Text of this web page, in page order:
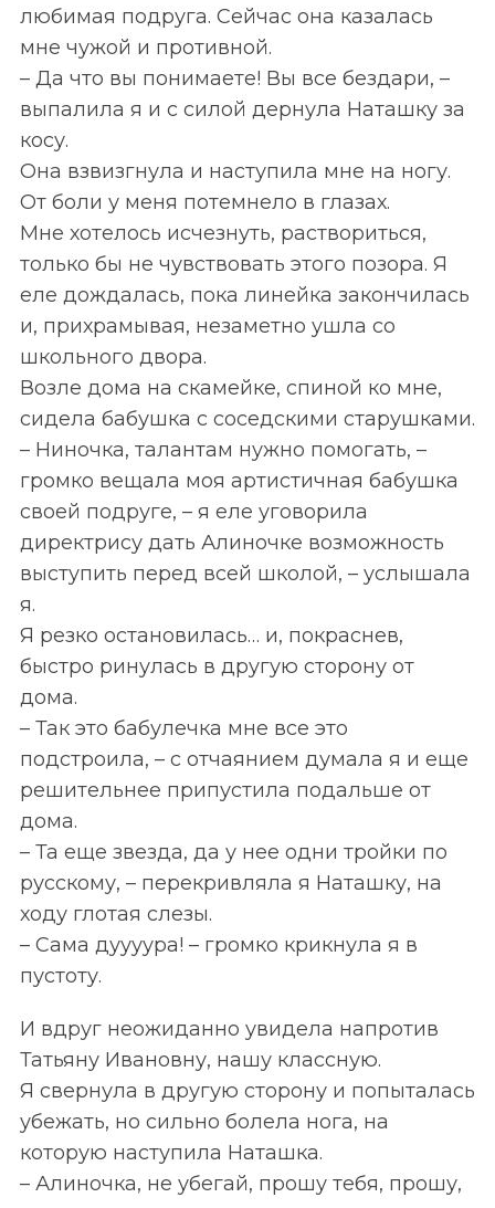
любимая подруга. Сейчас она казалась
мне чужой и противной.
– Да что вы понимаете! Вы все бездари, –
выпалила я и с силой дернула Наташку за
косу.
Она взвизгнула и наступила мне на ногу.
От боли у меня потемнело в глазах.
Мне хотелось исчезнуть, раствориться,
только бы не чувствовать этого позора. Я
еле дождалась, пока линейка закончилась
и, прихрамывая, незаметно ушла со
школьного двора.
Возле дома на скамейке, спиной ко мне,
сидела бабушка с соседскими старушками.
– Ниночка, талантам нужно помогать, –
громко вещала моя артистичная бабушка
своей подруге, – я еле уговорила
директрису дать Алиночке возможность
выступить перед всей школой, – услышала
я.
Я резко остановилась… и, покраснев,
быстро ринулась в другую сторону от
дома.
– Так это бабулечка мне все это
подстроила, – с отчаянием думала я и еще
решительнее припустила подальше от
дома.
– Та еще звезда, да у нее одни тройки по
русскому, – перекривляла я Наташку, на
ходу глотая слезы.
– Сама дуууура! – громко крикнула я в
пустоту.
И вдруг неожиданно увидела напротив
Татьяну Ивановну, нашу классную.
Я свернула в другую сторону и попыталась
убежать, но сильно болела нога, на
которую наступила Наташка.
– Алиночка, не убегай, прошу тебя, прошу,